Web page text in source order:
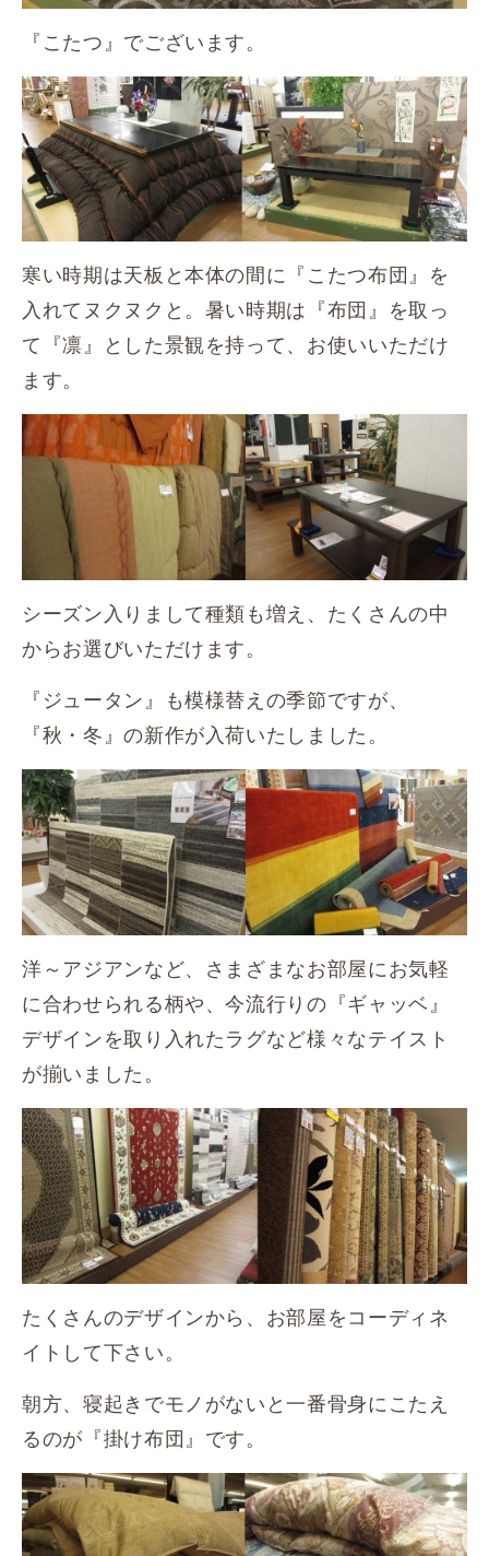
『こたつ』でございます。
寒い時期は天板と本体の間に『こたつ布団』を
入れてヌクヌクと。暑い時期は『布団』を取っ
て『凛』とした景観を持って、お使いいただけ
ます。
シーズン入りまして種類も増え、たくさんの中
からお選びいただけます。
『ジュータン』も模様替えの季節ですが、
『秋・冬』の新作が入荷いたしました。
洋～アジアンなど、さまざまなお部屋にお気軽
に合わせられる柄や、今流行りの『ギャッベ』
デザインを取り入れたラグなど様々なテイスト
が揃いました。
たくさんのデザインから、お部屋をコーディネ
イトして下さい。
朝方、寝起きでモノがないと一番骨身にこたえ
るのが『掛け布団』です。